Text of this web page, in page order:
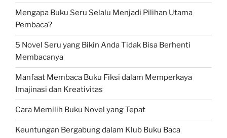
Mengapa Buku Seru Selalu Menjadi Pilihan Utama
Pembaca?
5 Novel Seru yang Bikin Anda Tidak Bisa Berhenti
Membacanya
Manfaat Membaca Buku Fiksi dalam Memperkaya
Imajinasi dan Kreativitas
Cara Memilih Buku Novel yang Tepat
Keuntungan Bergabung dalam Klub Buku Baca